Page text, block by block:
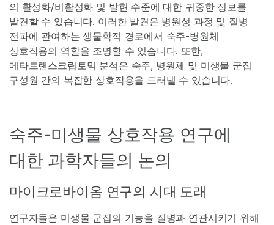
의 활성화/비활성화 및 발현 수준에 대한 귀중한 정보를
발견할 수 있습니다. 이러한 발견은 병원성 과정 및 질병
전파에 관여하는 생물학적 경로에서 숙주-병원체
상호작용의 역할을 조명할 수 있습니다. 또한,
메타트랜스크립토믹 분석은 숙주, 병원체 및 미생물 군집
구성원 간의 복잡한 상호작용을 드러낼 수 있습니다.
숙주-미생물 상호작용 연구에
대한 과학자들의 논의
마이크로바이옴 연구의 시대 도래
연구자들은 미생물 군집의 기능을 질병과 연관시키기 위해